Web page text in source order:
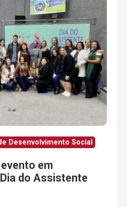
Desenvolvimento Social
em
do Assistente